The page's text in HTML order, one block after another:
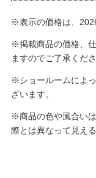
※表示の価格は、
※掲載商品の価格、
ますのでご了承くださ
※ショールームによ
ざいます。
※商品の色や風合い
際とは異なって見え